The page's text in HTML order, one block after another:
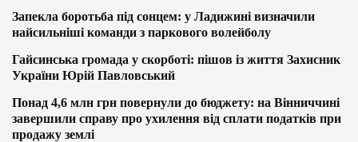
Запекла боротьба під сонцем: у Ладижині визначили
найсильніші команди з паркового волейболу
Гайсинська громада у скорботі: пішов із життя Захисник
України Юрій Павловський
Понад 4,6 млн грн повернули до бюджету: на Вінниччині
завершили справу про ухилення від сплати податків при
продажу землі